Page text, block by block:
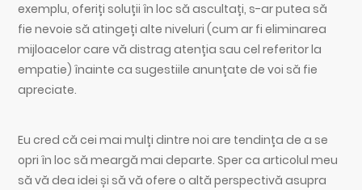
exemplu, oferiți soluții în loc să ascultați, s-ar putea să
fie nevoie să atingeți alte niveluri (cum ar fi eliminarea
mijloacelor care vă distrag atenția sau cel referitor la
empatie) înainte ca sugestiile anunțate de voi să fie
apreciate.
Eu cred că cei mai mulți dintre noi are tendința de a se
opri în loc să meargă mai departe. Sper ca articolul meu
să vă dea idei și să vă ofere o altă perspectivă asupra